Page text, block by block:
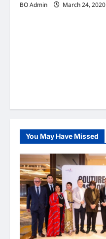
BO Admin
March 24, 2020
You May Have Missed